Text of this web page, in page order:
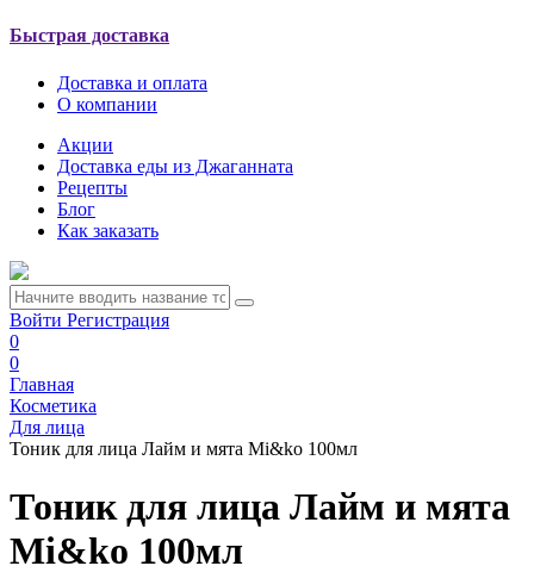
Быстрая доставка
Доставка и оплата
О компании
Акции
Доставка еды из Джаганната
Рецепты
Блог
Как заказать
Войти Регистрация
0
0
Главная
Косметика
Для лица
Тоник для лица Лайм и мята Mi&ko 100мл
Тоник для лица Лайм и мята
Mi&ko 100мл